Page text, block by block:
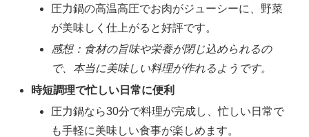
圧力鍋の高温高圧でお肉がジューシーに、野菜
が美味しく仕上がると好評です。
感想：食材の旨味や栄養が閉じ込められるの
で、本当に美味しい料理が作れるようです。
時短調理で忙しい日常に便利
圧力鍋なら30分で料理が完成し、忙しい日常で
も手軽に美味しい食事が楽しめます。